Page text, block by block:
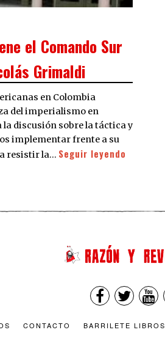
el Comando Sur
Grimaldi
en Colombia
del imperialismo en
discusión sobre la táctica y
implementar frente a su
resistir la… Seguir leyendo
CONTACTO BARRILETE LIBROS